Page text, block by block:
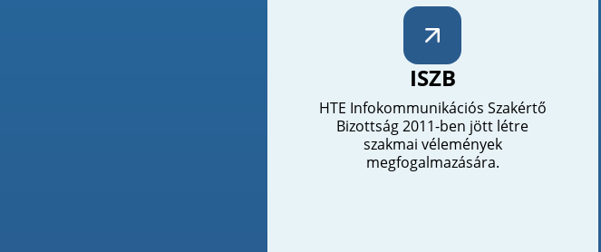
ISZB
HTE Infokommunikációs Szakértő
Bizottság 2011-ben jött létre
szakmai vélemények
megfogalmazására.